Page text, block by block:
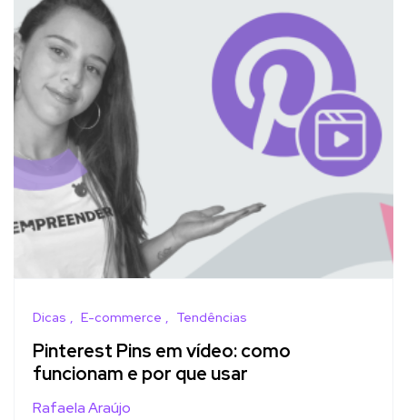
Dicas E-commerce Tendências
Pinterest Pins em vídeo: como
funcionam e por que usar
Rafaela Araújo